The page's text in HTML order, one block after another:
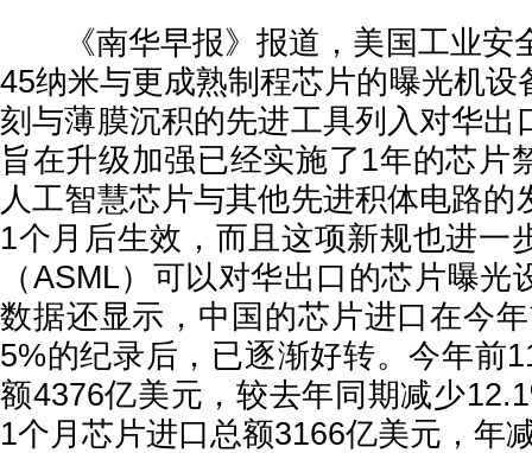
《南华早报》报道，美国工业安
45纳米与更成熟制程芯片的曝光机设
刻与薄膜沉积的先进工具列入对华出
旨在升级加强已经实施了1年的芯片
人工智慧芯片与其他先进积体电路的
1个月后生效，而且这项新规也进一
（ASML）可以对华出口的芯片曝
数据还显示，中国的芯片进口在今
5%的纪录后，已逐渐好转。今年前
额4376亿美元，较去年同期减少
1个月芯片进口总额3166亿美元，年